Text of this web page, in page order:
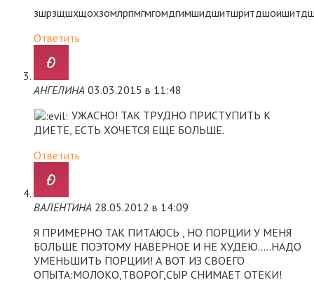
Ответить
АНГЕЛИНА 03.03.2015 в 11:48
УЖАСНО! ТАК ТРУДНО ПРИСТУПИТЬ К
ДИЕТЕ, ЕСТЬ ХОЧЕТСЯ ЕЩЕ БОЛЬШЕ.
Ответить
ВАЛЕНТИНА 28.05.2012 в 14:09
Я ПРИМЕРНО ТАК ПИТАЮСЬ , НО ПОРЦИИ У МЕНЯ
БОЛЬШЕ ПОЭТОМУ НАВЕРНОЕ И НЕ ХУДЕЮ…..НАДО
УМЕНЬШИТЬ ПОРЦИИ! А ВОТ ИЗ СВОЕГО
ОПЫТА:МОЛОКО,ТВОРОГ,СЫР СНИМАЕТ ОТЕКИ!